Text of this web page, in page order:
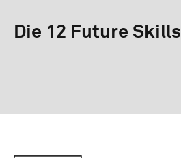
Die 12 Future Skills